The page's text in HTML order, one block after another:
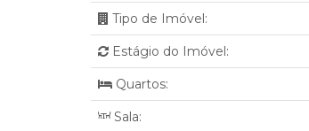
Tipo de Imóvel:
Estágio do Imóvel:
Quartos:
Sala: